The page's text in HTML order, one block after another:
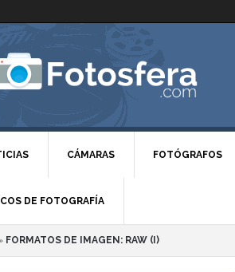
CÁMARAS FOTÓGRAFOS
DE FOTOGRAFÍA
FORMATOS DE IMAGEN: RAW (I)